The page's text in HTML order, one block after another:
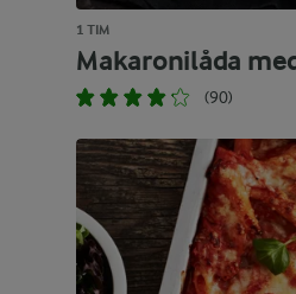
1 TIM
Makaronilåda
(90)